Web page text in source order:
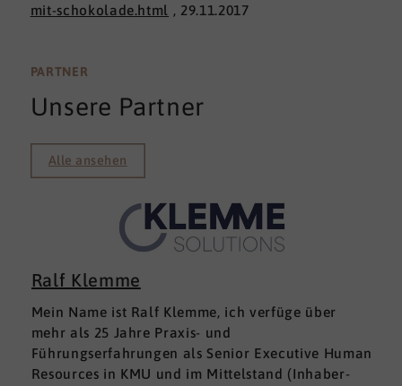
mit-schokolade.html
, 29.11.2017
PARTNER
Unsere Partner
Alle ansehen
Ralf Klemme
Mein Name ist Ralf Klemme, ich verfüge über
mehr als 25 Jahre Praxis- und
Führungserfahrungen als Senior Executive Human
Resources in KMU und im Mittelstand (Inhaber-